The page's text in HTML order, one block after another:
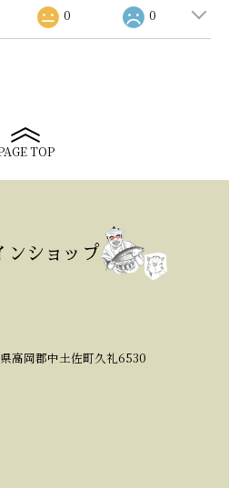
0 0
TOP
高岡郡中土佐町久礼6530